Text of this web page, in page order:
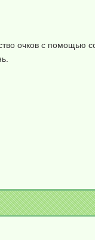
очков с помощью